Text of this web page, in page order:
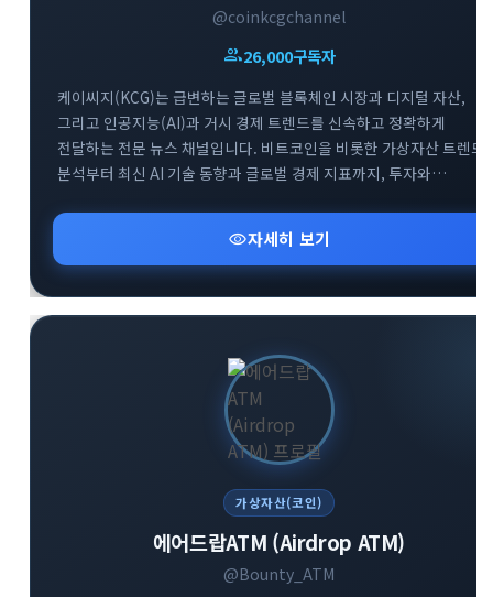
@coinkcgchannel
group26,000구독자
케이씨지(KCG)는 급변하는 글로벌 블록체인 시장과 디지털 자산,
그리고 인공지능(AI)과 거시 경제 트렌드를 신속하고 정확하게
전달하는 전문 뉴스 채널입니다. 비트코인을 비롯한 가상자산 트렌드
분석부터 최신 AI 기술 동향과 글로벌 경제 지표까지, 투자와
웹사이트 및 소통방(카카오톡, 텔레그램 그룹)을 통해 커뮤니티
구성원들과 실시간으로 유익한 인사이트를 공유하고 있습니다.
변화하는 미래 기술과 금융 시장의 흐름을 가장 먼저 파악하고
성공적인 투자 전략을 수립해 보세요.
visibility자세히 보기
가상자산(코인)
에어드랍ATM (Airdrop ATM)
@Bounty_ATM